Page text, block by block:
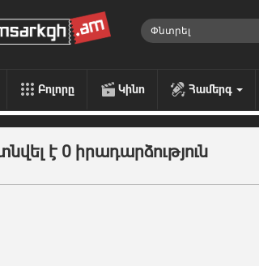
Բոլորը Կինո Համերգ
է 0 իրադարձություն